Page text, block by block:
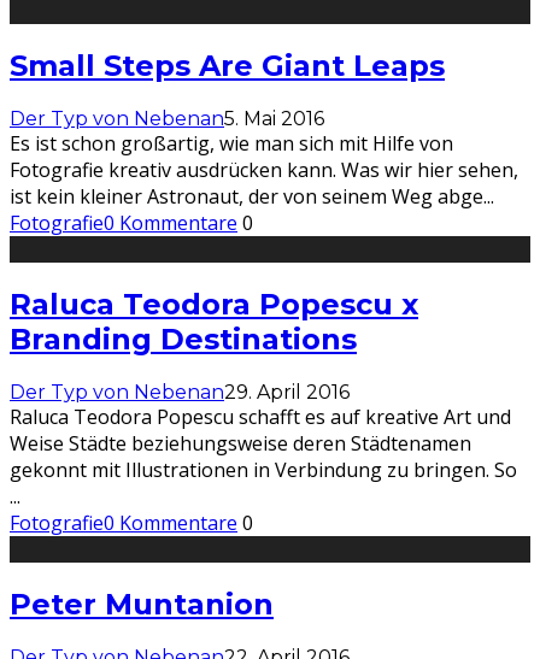
Small Steps Are Giant Leaps
Der Typ von Nebenan5. Mai 2016
Es ist schon großartig, wie man sich mit Hilfe von
Fotografie kreativ ausdrücken kann. Was wir hier sehen,
ist kein kleiner Astronaut, der von seinem Weg abge...
Fotografie0 Kommentare 0
Raluca Teodora Popescu x
Branding Destinations
Der Typ von Nebenan29. April 2016
Raluca Teodora Popescu schafft es auf kreative Art und
Weise Städte beziehungsweise deren Städtenamen
gekonnt mit Illustrationen in Verbindung zu bringen. So
...
Fotografie0 Kommentare 0
Peter Muntanion